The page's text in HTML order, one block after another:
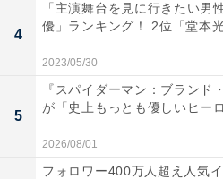
4
「主演舞台を見に行きたい男
優」ランキング！ 2位「堂本
2023/05/30
5
『スパイダーマン：ブランド
が「史上もっとも優しいヒー
2026/08/01
フォロワー400万人超え人気